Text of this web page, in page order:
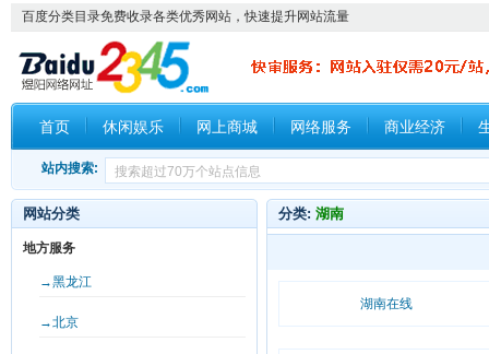
百度分类目录免费收录各类优秀网站，快速提升网站流量
首页 休闲娱乐 网上商城 网络服务 商业经济
站内搜索:
分类: 湖南
湖南在线
网站分类
地方服务
→黑龙江
→北京